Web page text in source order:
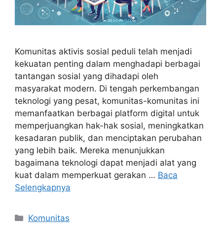
Komunitas aktivis sosial peduli telah menjadi
kekuatan penting dalam menghadapi berbagai
tantangan sosial yang dihadapi oleh
masyarakat modern. Di tengah perkembangan
teknologi yang pesat, komunitas-komunitas ini
memanfaatkan berbagai platform digital untuk
memperjuangkan hak-hak sosial, meningkatkan
kesadaran publik, dan menciptakan perubahan
yang lebih baik. Mereka menunjukkan
bagaimana teknologi dapat menjadi alat yang
kuat dalam memperkuat gerakan … Baca
Selengkapnya
Kategori
Komunitas